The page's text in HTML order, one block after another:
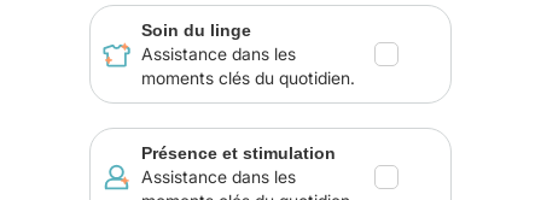
Soin du linge
Assistance dans les
moments clés du quotidien.
Présence et stimulation
Assistance dans les